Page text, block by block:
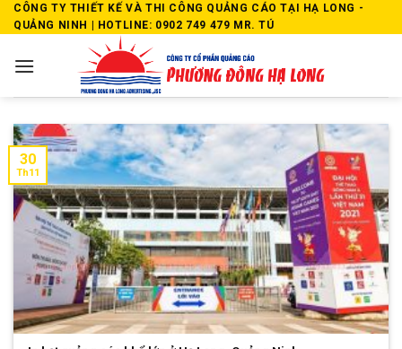
Skip
to
CÔNG TY THIẾT KẾ VÀ THI CÔNG QUẢNG CÁO TẠI HẠ LONG -
QUẢNG NINH | HOTLINE: 0902 749 479 MR. TÚ
30
Th11